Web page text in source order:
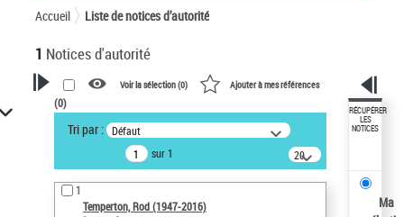
Accueil Liste de notices d’autorité
1 Notices d'autorité
VOTRE RECHERCHE
Recherche avancée dans les
notices d’autorité
Œuvres liées à l'auteur :
Temperton, Rod (1947-2016)
Voir la sélection (0) Ajouter à mes références
(0)
Tri par : Défaut
sur 1
20
résultats/page
1
Temperton, Rod (1947-2016)
RÉCUPÉRER
LES
NOTICES
Ma